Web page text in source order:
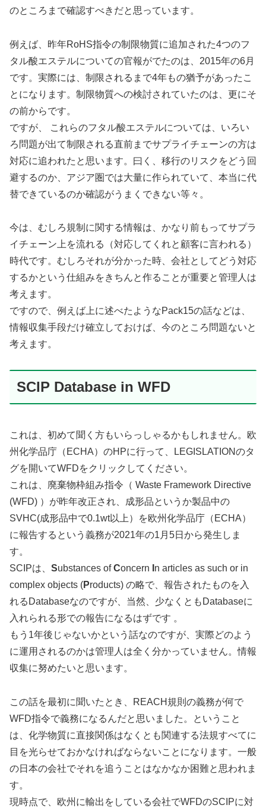
のところまで確認すべきだと思っています。
例えば、昨年RoHS指令の制限物質に追加された4つのフ
タル酸エステルについての官報がでたのは、2015年の6月
です。実際には、制限されるまで4年もの猶予があったこ
とになります。制限物質への検討されていたのは、更にそ
の前からです。
ですが、 これらのフタル酸エステルについては、いろい
ろ問題が出て制限される直前までサプライチェーンの方は
対応に追われたと思います。曰く、移行のリスクをどう回
避するのか、アジア圏では大量に作られていて、本当に代
替できているのか確認がうまくできない等々。
今は、むしろ規制に関する情報は、かなり前もってサプラ
イチェーン上を流れる（対応してくれと顧客に言われる）
時代です。むしろそれが分かった時、会社としてどう対応
するかという仕組みをきちんと作ることが重要と管理人は
考えます。
ですので、例えば上に述べたようなPack15の話などは、
情報収集手段だけ確立しておけば、今のところ問題ないと
考えます。
SCIP Database in WFD
これは、初めて聞く方もいらっしゃるかもしれません。欧
州化学品庁（ECHA）のHPに行って、LEGISLATIONのタ
グを開いてWFDをクリックしてください。
これは、廃棄物枠組み指令（ Waste Framework Directive
(WFD) ）が昨年改正され、成形品というか製品中の
SVHC(成形品中で0.1wt以上）を欧州化学品庁（ECHA）
に報告するという義務が2021年の1月5日から発生しま
す。
SCIPは、 Substances ofConcern n articles as such or in
complex objects (Products) の略で、報告されたものを入
れるDatabaseなのですが、当然、少なくともDatabaseに
入れられる形での報告になるはずです 。
もう1年後じゃないかという話なのですが、実際どのよう
に運用されるのかは管理人は全く分かっていません。情報
収集に努めたいと思います。
この話を最初に聞いたとき、REACH規則の義務が何で
WFD指令で義務になるんだと思いました。ということ
は、化学物質に直接関係はなくとも関連する法規すべてに
目を光らせておかなければならないことになります。一般
の日本の会社でそれを追うことはなかなか困難と思われま
す。
現時点で、欧州に輸出をしている会社でWFDのSCIPに対